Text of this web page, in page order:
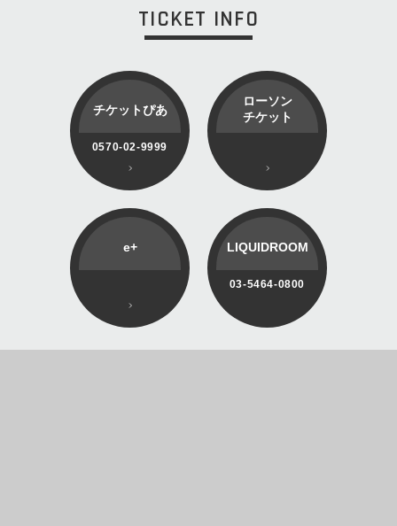
TICKET INFO
チケットぴあ
0570-02-9999
ローソン
チケット
e+ LIQUIDROOM
03-5464-0800